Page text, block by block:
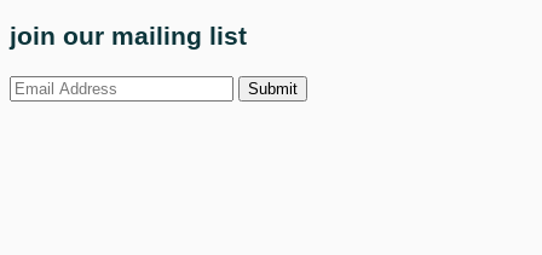
join our mailing list
Submit